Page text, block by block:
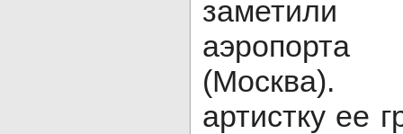
(Москва).
артистку ее